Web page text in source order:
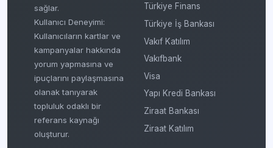
sağlar.
Kullanıcı Deneyimi:
Kullanıcıların kartlar ve
kampanyalar hakkında
yorum yapmasına ve
ipuçlarını paylaşmasına
olanak tanıyarak
topluluk odaklı bir
referans kaynağı
oluşturur.
Türkiye Finans
Türkiye İş Bankası
Vakıf Katılım
Vakıfbank
Visa
Yapı Kredi Bankası
Ziraat Bankası
Ziraat Katılım